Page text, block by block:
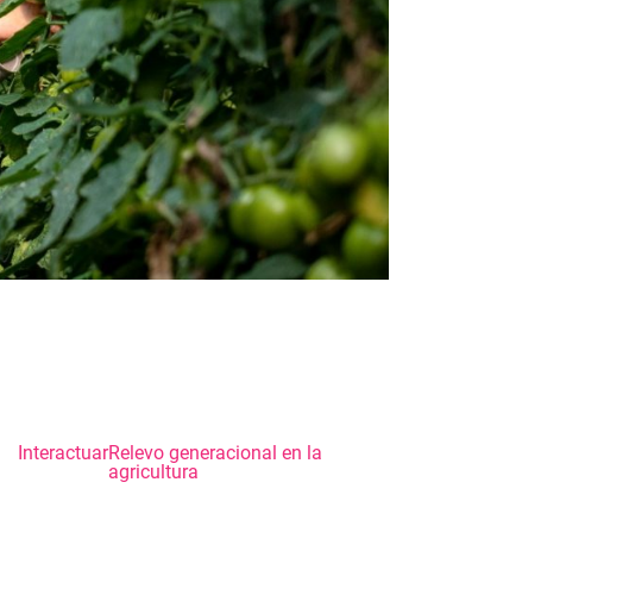
InteractuarRelevo generacional en la
agricultura